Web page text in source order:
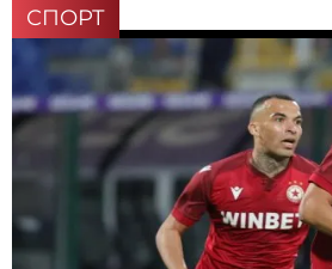
СПОРТ